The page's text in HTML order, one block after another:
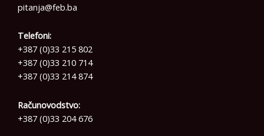
pitanja@feb.ba
Telefoni:
+387 (0)33 215 802
+387 (0)33 210 714
+387 (0)33 214 874
Računovodstvo:
+387 (0)33 204 676